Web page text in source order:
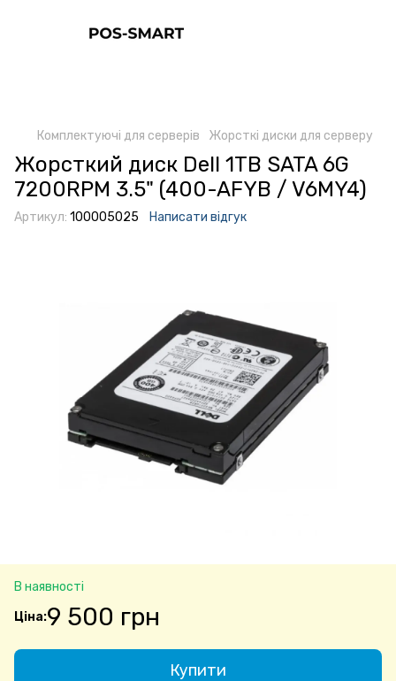
Комплектуючі для серверів Жорсткі диски для серверу
Жорсткий диск Dell 1TB SATA 6G
7200RPM 3.5" (400-AFYB / V6MY4)
Артикул: 100005025 Написати відгук
В наявності
9 500 грн
Купити